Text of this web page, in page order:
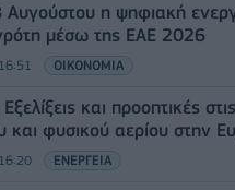
Αυγούστου η ψηφιακή
μέσω της ΕΑΕ 2026
ΟΙΚΟΝΟΜΙΑ
και προοπτικές
και φυσικού αερίου στην
ΕΝΕΡΓΕΙΑ